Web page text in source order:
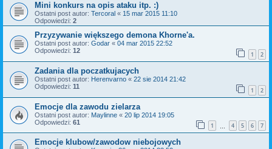
Mini konkurs na opis ataku itp. :)
Ostatni post autor: Tercoral « 15 mar 2015 11:10
Odpowiedzi: 2
Przyzywanie większego demona Khorne'a.
Ostatni post autor: Godar « 04 mar 2015 22:52
Odpowiedzi: 12 1 2
Zadania dla poczatkujacych
Ostatni post autor: Herenvarno « 22 sie 2014 21:42
Odpowiedzi: 11 1 2
Emocje dla zawodu zielarza
Ostatni post autor: Maylinne « 20 lip 2014 19:05
Odpowiedzi: 61 1 4 5 6 7
Emocje klubow/zawodow niebojowych